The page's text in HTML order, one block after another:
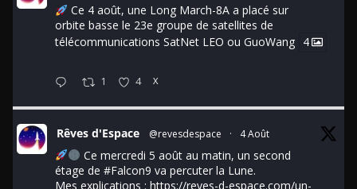
Ce 4 août, une Long March-8A a placé sur
orbite basse le 23e groupe de satellites de
télécommunications SatNet LEO ou GuoWang 4
1 4 X
Rêves d'Espace @revesdespace · 4 Août
Ce mercredi 5 août au matin, un second
étage de #Falcon9 va percuter la Lune.
Mes explications : https://reves-d-espace.com/un-